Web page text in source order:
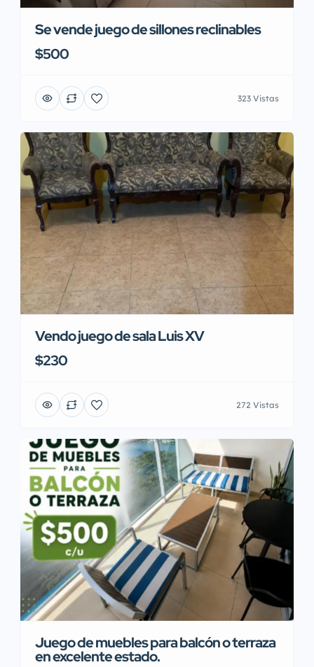
Se vende juego de sillones reclinables
$500
323 Vistas
Vendo juego de sala Luis XV
$230
272 Vistas
Juego de muebles para balcón o terraza
en excelente estado.